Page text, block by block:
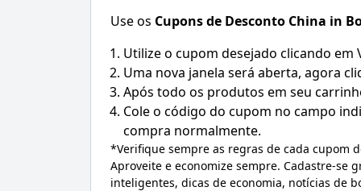
Use os Cupons de Desconto China in
Utilize o cupom desejado clicando em
Uma nova janela será aberta, agora
Após todo os produtos em seu
Cole o código do cupom no campo
compra normalmente.
*Verifique sempre as regras de cada cupom
Aproveite e economize sempre. Cadastre-se
inteligentes, dicas de economia, notícias de